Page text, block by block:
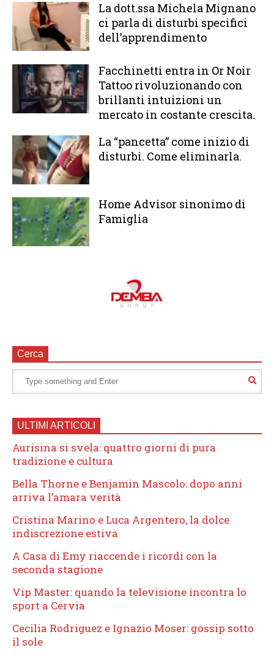
La dott.ssa Michela Mignano
ci parla di disturbi specifici
dell’apprendimento
Facchinetti entra in Or Noir
Tattoo rivoluzionando con
brillanti intuizioni un
mercato in costante crescita.
La “pancetta” come inizio di
disturbi. Come eliminarla.
Home Advisor sinonimo di
Famiglia
Cerca
ULTIMI ARTICOLI
Aurisina si svela: quattro giorni di pura
tradizione e cultura
Bella Thorne e Benjamin Mascolo: dopo anni
arriva l’amara verità
Cristina Marino e Luca Argentero, la dolce
indiscrezione estiva
A Casa di Emy riaccende i ricordi con la
seconda stagione
Vip Master: quando la televisione incontra lo
sport a Cervia
Cecilia Rodriguez e Ignazio Moser: gossip sotto
il sole